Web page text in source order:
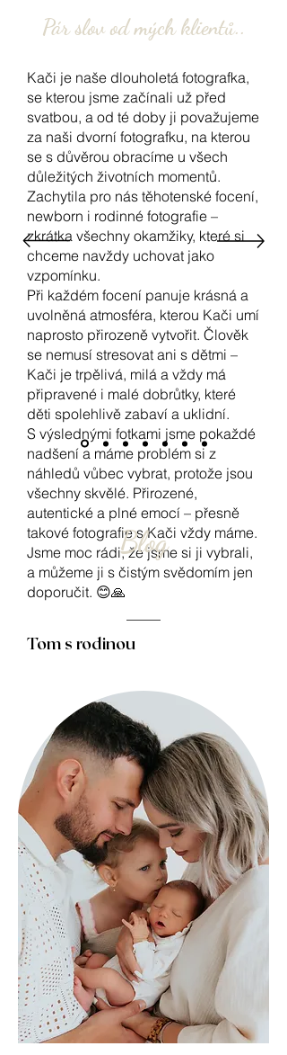
Pár slov od mých klientů..
Kači je naše dlouholetá fotografka,
se kterou jsme začínali už před
svatbou, a od té doby ji považujeme
za naši dvorní fotografku, na kterou
se s důvěrou obracíme u všech
důležitých životních momentů.
Zachytila pro nás těhotenské focení,
newborn i rodinné fotografie –
zkrátka všechny okamžiky, které si
chceme navždy uchovat jako
vzpomínku.
Při každém focení panuje krásná a
uvolněná atmosféra, kterou Kači umí
naprosto přirozeně vytvořit. Člověk
se nemusí stresovat ani s dětmi –
Kači je trpělivá, milá a vždy má
připravené i malé dobrůtky, které
děti spolehlivě zabaví a uklidní.
S výslednými fotkami jsme pokaždé
nadšení a máme problém si z
náhledů vůbec vybrat, protože jsou
všechny skvělé. Přirozené,
autentické a plné emocí – přesně
takové fotografie s Kači vždy máme.
Jsme moc rádi, že jsme si ji vybrali,
a můžeme ji s čistým svědomím jen
doporučit. 😊🙏
Tom s rodinou
Blog